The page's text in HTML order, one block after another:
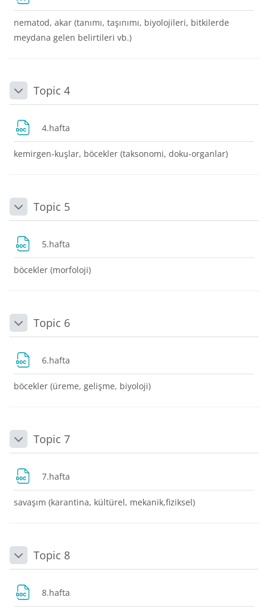
nematod, akar (tanımı, taşınımı, biyolojileri, bitkilerde
meydana gelen belirtileri vb.)
DaraltTopic 4
4.hafta
kemirgen-kuşlar, böcekler (taksonomi, doku-organlar)
DaraltTopic 5
5.hafta
böcekler (morfoloji)
DaraltTopic 6
6.hafta
böcekler (üreme, gelişme, biyoloji)
DaraltTopic 7
7.hafta
savaşım (karantina, kültürel, mekanik,fiziksel)
DaraltTopic 8
8.hafta